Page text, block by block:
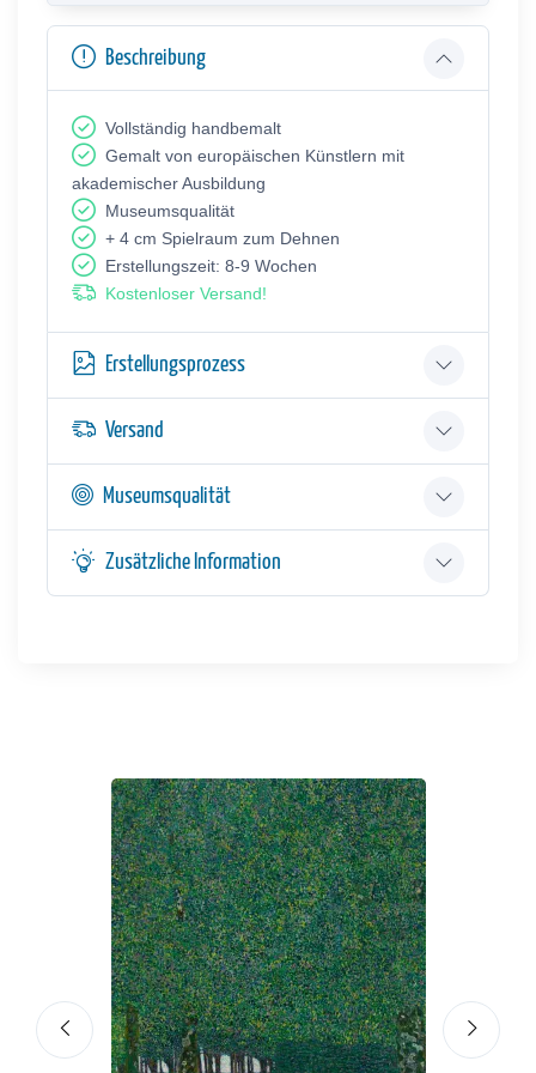
Beschreibung
Vollständig handbemalt
Gemalt von europäischen Künstlern mit
akademischer Ausbildung
Museumsqualität
+ 4 cm Spielraum zum Dehnen
Erstellungszeit: 8-9 Wochen
Kostenloser Versand!
Erstellungsprozess
Versand
Museumsqualität
Zusätzliche Information